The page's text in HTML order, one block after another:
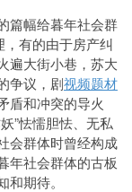
篇幅给暮年社会群
，有的由于房产纠
遍大街小巷，苏大
争议，剧视频题材
盾和冲突的导火
”怯懦胆怯、无私
会群体时曾经构成
年社会群体的古板
期待。